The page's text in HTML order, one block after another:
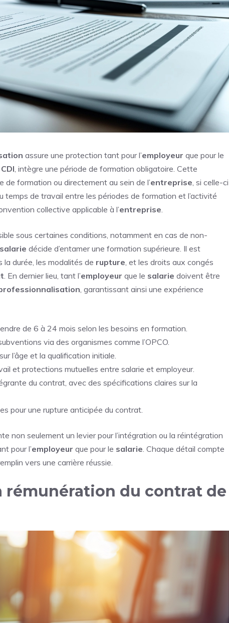
assure une protection tant pour l’employeur que pour le
CDI , intègre une période de formation obligatoire. Cette
de formation ou directement au sein de l’entreprise , si celle-ci
de travail entre les périodes de formation et l’activité
collective applicable à l’entreprise
sous certaines conditions, notamment en cas de non-
salarie décide d’entamer une formation supérieure. Il est
la durée, les modalités de rupture , et les droits aux congés
. En dernier lieu, tant l’employeur que le salarie doivent être
, garantissant ainsi une expérience
de 6 à 24 mois selon les besoins en formation.
via des organismes comme l’OPCO.
l’âge et la qualification initiale.
et protections mutuelles entre salarie et employeur.
du contrat, avec des spécifications claires sur la
pour une rupture anticipée du contrat.
non seulement un levier pour l’intégration ou la réintégration
pour l’employeur que pour le salarie . Chaque détail compte
vers une carrière réussie.
rémunération du contrat de